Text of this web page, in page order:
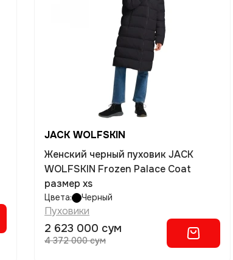
JACK WOLFSKIN
Женский черный пуховик JACK
WOLFSKIN Frozen Palace Coat
размер xs
Цвета: Черный
Пуховики
2 623 000 сум
4 372 000 сум